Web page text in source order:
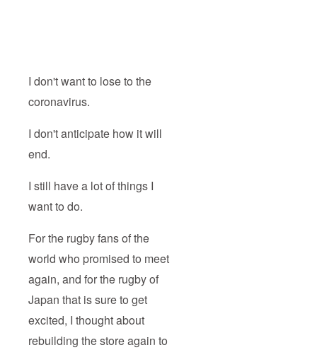
I don't want to lose to the
coronavirus.
I don't anticipate how it will
end.
I still have a lot of things I
want to do.
For the rugby fans of the
world who promised to meet
again, and for the rugby of
Japan that is sure to get
excited, I thought about
rebuilding the store again to